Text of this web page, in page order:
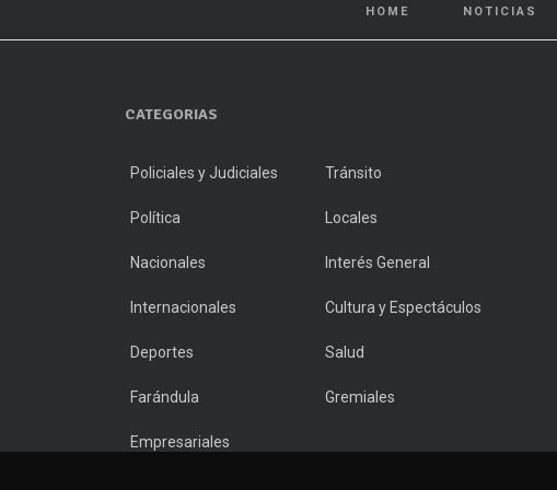
HOME NOTICIAS
CATEGORIAS
Policiales y Judiciales Tránsito
Política Locales
Nacionales Interés General
Internacionales Cultura y Espectáculos
Deportes Salud
Farándula Gremiales
Empresariales